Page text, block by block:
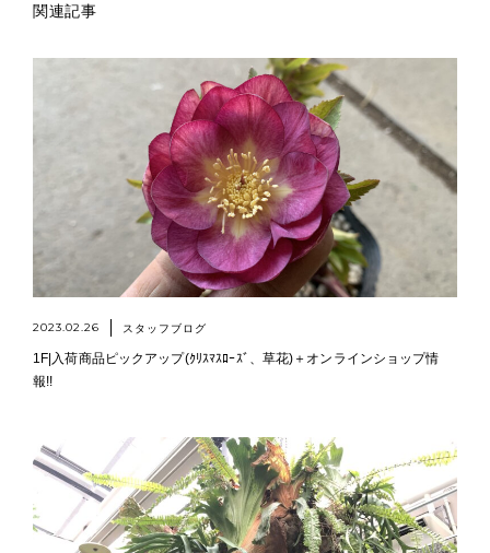
関連記事
2023.02.26 スタッフブログ
1F|入荷商品ピックアップ(ｸﾘｽﾏｽﾛｰｽﾞ、草花)＋オンラインショップ情
報!!